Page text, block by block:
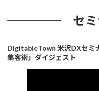
セ
DigitableTown 米沢DXセミ
集客術」ダイジェスト